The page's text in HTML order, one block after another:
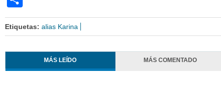
Etiquetas: alias Karina
MÁS LEÍDO MÁS COMENTADO